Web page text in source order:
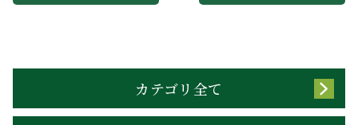
カテゴリ全て